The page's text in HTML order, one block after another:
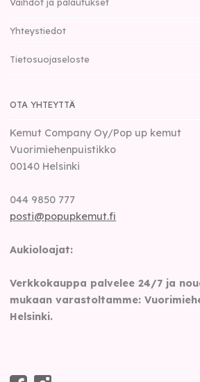
Yhteystiedot
Tietosuojaseloste
OTA YHTEYTTÄ
Kemut Company Oy/Pop up kemut
Vuorimiehenpuistikko
00140 Helsinki
044 9850 777
posti@popupkemut.fi
Aukioloajat:
Verkkokauppa palvelee 24/7 ja
mukaan varastoltamme:
Helsinki.